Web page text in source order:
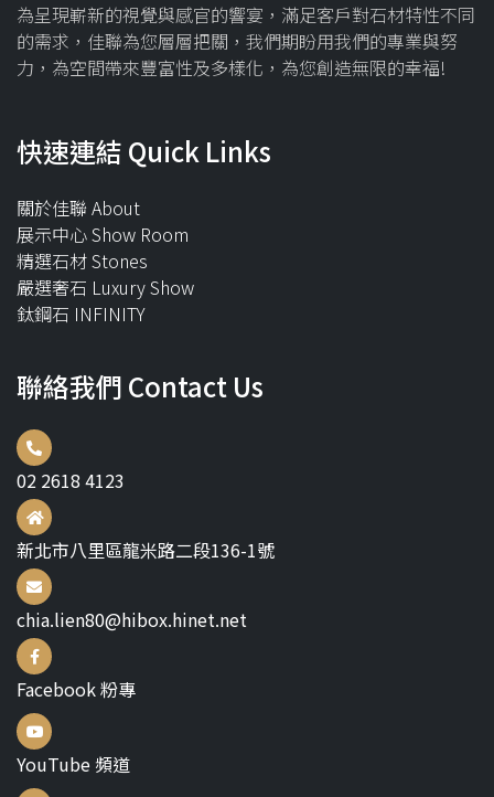
為呈現嶄新的視覺與感官的響宴，滿足客戶對石材特性不同
的需求，佳聯為您層層把關，我們期盼用我們的專業與努
力，為空間帶來豐富性及多樣化，為您創造無限的幸福!
快速連結 Quick Links
關於佳聯 About
展示中心 Show Room
精選石材 Stones
嚴選奢石 Luxury Show
鈦鋼石 INFINITY
聯絡我們 Contact Us
02 2618 4123
新北市八里區龍米路二段136-1號
chia.lien80@hibox.hinet.net
Facebook 粉專
YouTube 頻道